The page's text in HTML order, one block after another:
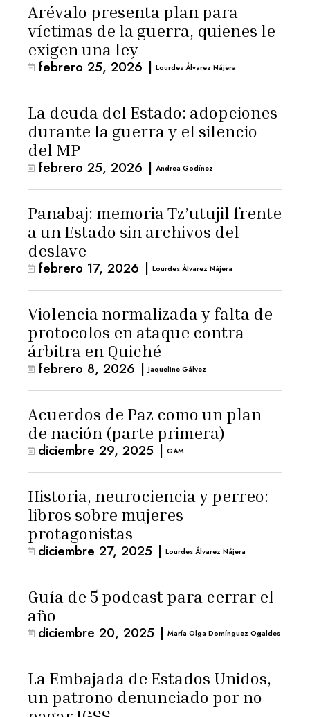
Arévalo presenta plan para
víctimas de la guerra, quienes le
exigen una ley
febrero 25, 2026 | Lourdes Álvarez Nájera
La deuda del Estado: adopciones
durante la guerra y el silencio
del MP
febrero 25, 2026 | Andrea Godínez
Panabaj: memoria Tz’utujil frente
a un Estado sin archivos del
deslave
febrero 17, 2026 | Lourdes Álvarez Nájera
Violencia normalizada y falta de
protocolos en ataque contra
árbitra en Quiché
febrero 8, 2026 | Jaqueline Gálvez
Acuerdos de Paz como un plan
de nación (parte primera)
diciembre 29, 2025 | GAM
Historia, neurociencia y perreo:
libros sobre mujeres
protagonistas
diciembre 27, 2025 | Lourdes Álvarez Nájera
Guía de 5 podcast para cerrar el
año
diciembre 20, 2025 | María Olga Domínguez Ogaldes
La Embajada de Estados Unidos,
un patrono denunciado por no